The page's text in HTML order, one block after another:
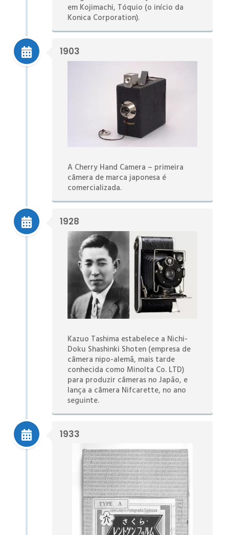
em Kojimachi, Tóquio (o início da
Konica Corporation).
1903
A Cherry Hand Camera – primeira
câmera de marca japonesa é
comercializada.
1928
Kazuo Tashima estabelece a Nichi-
Doku Shashinki Shoten (empresa de
câmera nipo-alemã, mais tarde
conhecida como Minolta Co. LTD)
para produzir câmeras no Japão, e
lança a câmera Nifcarette, no ano
seguinte.
1933